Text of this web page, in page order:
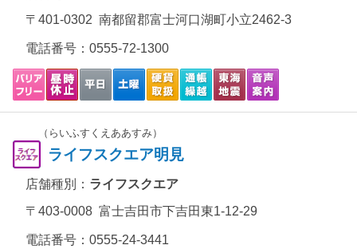
〒401-0302 南都留郡富士河口湖町小立2462-3
電話番号： 0555-72-1300
（らいふすくえああすみ）
ライフスクエア明見
店舗種別： ライフスクエア
〒403-0008 富士吉田市下吉田東1-12-29
電話番号： 0555-24-3441